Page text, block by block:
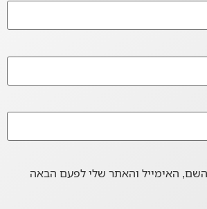
האימייל והאתר שלי לפעם הבאה